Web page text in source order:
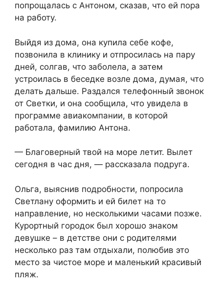
попрощалась с Антоном, сказав, что ей пора
на работу.
Выйдя из дома, она купила себе кофе,
позвонила в клинику и отпросилась на пару
дней, солгав, что заболела, а затем
устроилась в беседке возле дома, думая, что
делать дальше. Раздался телефонный звонок
от Светки, и она сообщила, что увидела в
программе авиакомпании, в которой
работала, фамилию Антона.
— Благоверный твой на море летит. Вылет
сегодня в час дня, — рассказала подруга.
Ольга, выяснив подробности, попросила
Светлану оформить и ей билет на то
направление, но несколькими часами позже.
Курортный городок был хорошо знаком
девушке – в детстве они с родителями
несколько раз там отдыхали, полюбив это
место за чистое море и маленький красивый
пляж.